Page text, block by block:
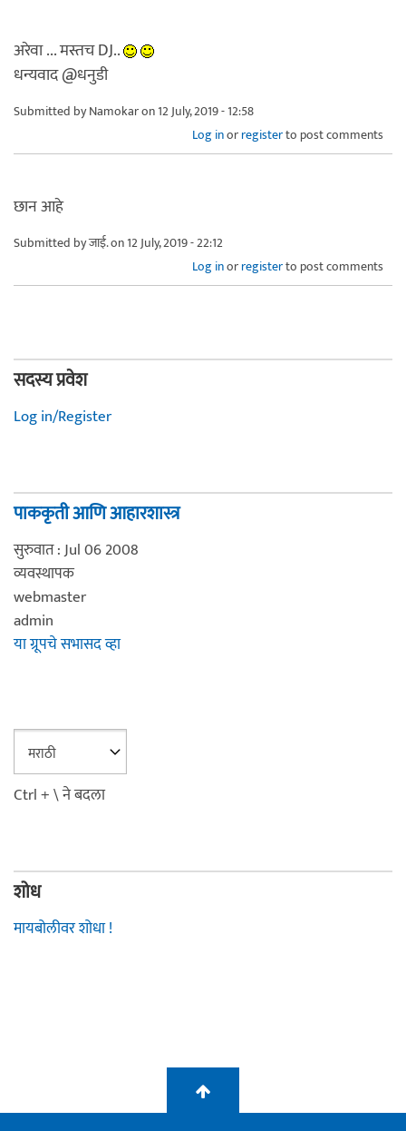
अरेवा ... मस्तच DJ..
धन्यवाद @धनुडी
Submitted byNamokaron 12 July, 2019 - 12:58
Log inorregisterto post comments
छान आहे
Submitted byजाई.on 12 July, 2019 - 22:12
Log inorregisterto post comments
सदस्य प्रवेश
Log in/Register
पाककृती आणि आहारशास्त्र
सुरुवात : Jul 06 2008
व्यवस्थापक
webmaster
admin
या ग्रूपचे सभासद व्हा
Ctrl + \ ने बदला
शोध
मायबोलीवर शोधा !